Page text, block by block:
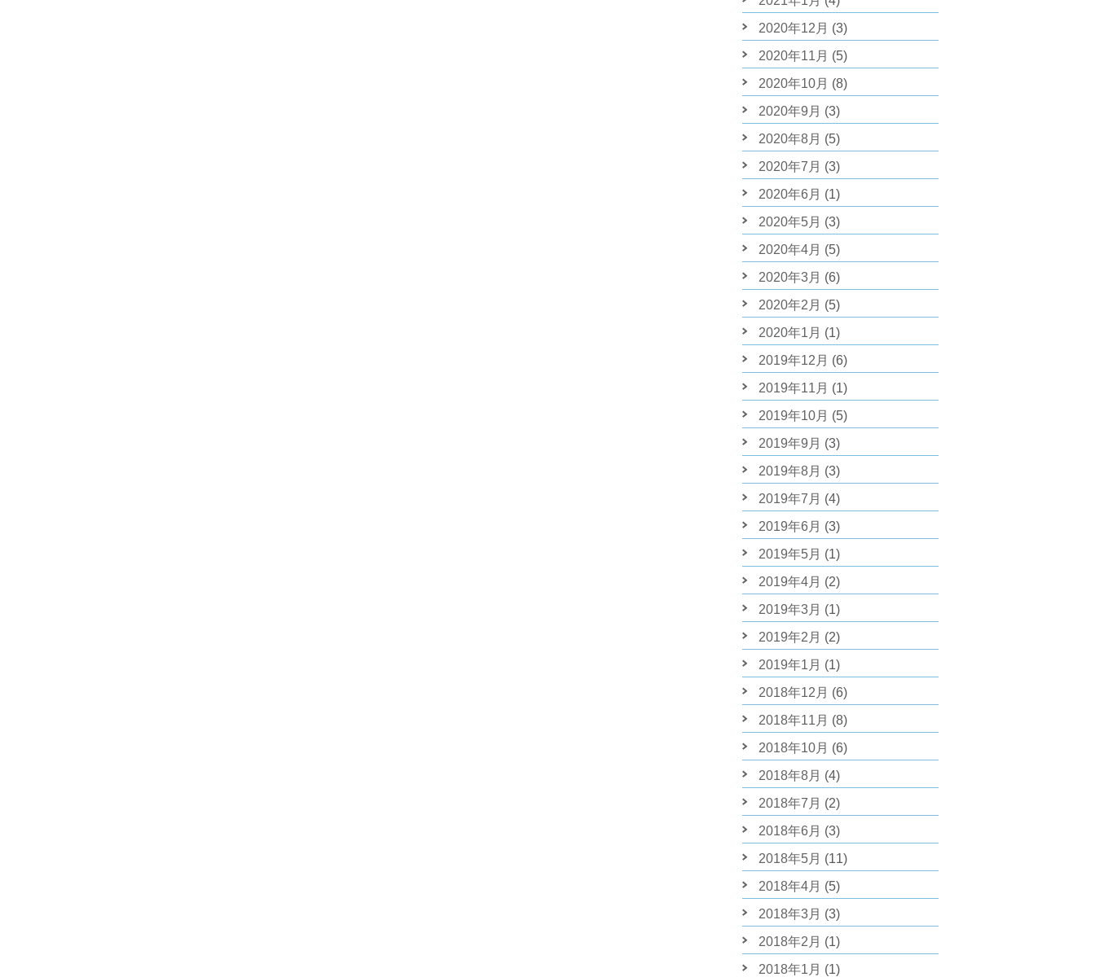
2020年12月 (3)
2020年11月 (5)
2020年10月 (8)
2020年9月 (3)
2020年8月 (5)
2020年7月 (3)
2020年6月 (1)
2020年5月 (3)
2020年4月 (5)
2020年3月 (6)
2020年2月 (5)
2020年1月 (1)
2019年12月 (6)
2019年11月 (1)
2019年10月 (5)
2019年9月 (3)
2019年8月 (3)
2019年7月 (4)
2019年6月 (3)
2019年5月 (1)
2019年4月 (2)
2019年3月 (1)
2019年2月 (2)
2019年1月 (1)
2018年12月 (6)
2018年11月 (8)
2018年10月 (6)
2018年8月 (4)
2018年7月 (2)
2018年6月 (3)
2018年5月 (11)
2018年4月 (5)
2018年3月 (3)
2018年2月 (1)
2018年1月 (1)